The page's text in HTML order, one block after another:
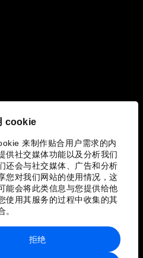
cookie
来制作贴合用户需求的内
供社交媒体功能以及分析我们
还会与社交媒体、广告和分析
您对我们网站的使用情况，这
能会将此类信息与您提供给他
使用其服务的过程中收集的其
。
拒绝